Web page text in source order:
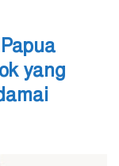
yang